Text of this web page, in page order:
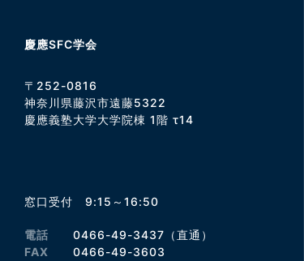
慶應SFC学会
〒252-0816
神奈川県藤沢市遠藤5322
慶應義塾大学大学院棟 1階 τ14
窓口受付 9:15～16:50
電話
0466-49-3437（直通）
FAX
0466-49-3603